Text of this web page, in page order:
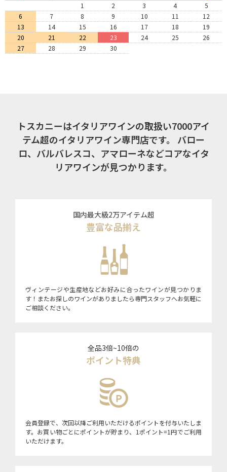
1
2 3 4
5
6
7 8 9 10 11
12
13
14 15 16 17 18
19
20
21 22 23 24 25
26
27
28 29 30
トスカニーはイタリアワインの取扱い7000アイ
テム超のイタリアワイン専門店です。
バロー
ロ、バルバレスコ、アマローネなどコアなイタ
リアワインが見つかります。
国内最大級2万アイテム超
豊富な品揃え
ヴィンテージや生産地などお好みに合ったワインが見つかりま
す！またお探しのワインがありましたら専門スタッフへお気軽に
ご相談ください。
全品3倍~10倍の
ポイント特典
会員登録で、次回以降ご利用いただけるポイントを付与いたしま
す。お買い物ごとにポイントが貯まり、1ポイント=1円でご利用
いただけます。